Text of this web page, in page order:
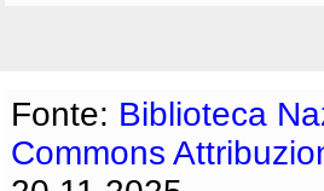
Fonte: Biblioteca
Commons